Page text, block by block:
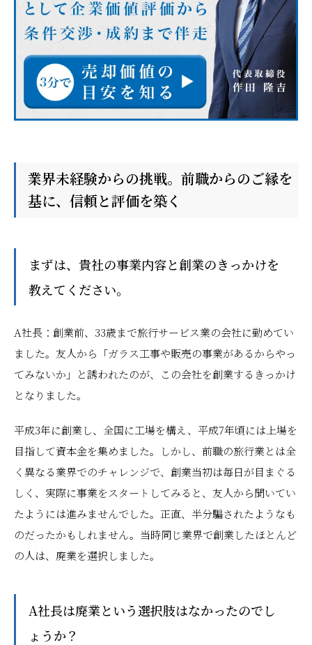
業界未経験からの挑戦。前職からのご縁を
基に、信頼と評価を築く
――まずは、貴社の事業内容と創業のきっかけを
教えてください。
A社長：創業前、33歳まで旅行サービス業の会社に勤めてい
ました。友人から「ガラス工事や販売の事業があるからやっ
てみないか」と誘われたのが、この会社を創業するきっかけ
となりました。
平成3年に創業し、全国に工場を構え、平成7年頃には上場を
目指して資本金を集めました。しかし、前職の旅行業とは全
く異なる業界でのチャレンジで、創業当初は毎日が目まぐる
しく、実際に事業をスタートしてみると、友人から聞いてい
たようには進みませんでした。正直、半分騙されたようなも
のだったかもしれません。当時同じ業界で創業したほとんど
の人は、廃業を選択しました。
――A社長は廃業という選択肢はなかったのでし
ょうか？